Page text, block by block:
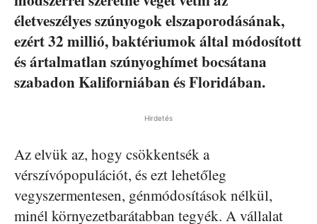
életveszélyes szúnyogok elszaporodásának,
ezért 32 millió, baktériumok által módosított
és ártalmatlan szúnyoghímet bocsátana
szabadon Kaliforniában és Floridában.
Hirdetés
Az elvük az, hogy csökkentsék a
vérszívópopulációt, és ezt lehetőleg
vegyszermentesen, génmódosítások nélkül,
minél környezetbarátabban tegyék. A vállalat